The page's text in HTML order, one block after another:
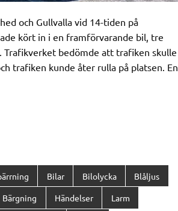
och Gullvalla vid 14-tiden på
kört in i en framförvarande bil, tre
Trafikverket bedömde att trafiken skulle
trafiken kunde åter rulla på platsen. En
Bilar Bilolycka Blåljus
Bärgning Händelser Larm